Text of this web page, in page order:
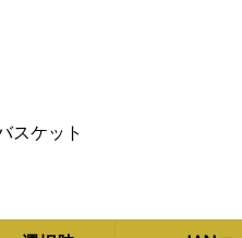
スケット